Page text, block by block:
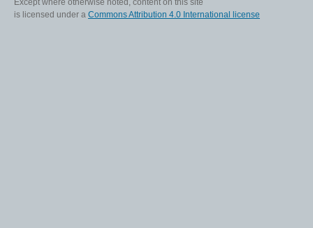
Except where otherwise noted, content on this site
is licensed under a Commons Attribution 4.0 International license